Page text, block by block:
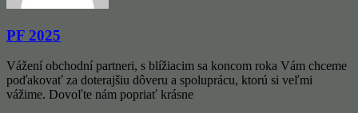
PF 2025
Vážení obchodní partneri, s blížiacim sa koncom roka Vám chceme
poďakovať za doterajšiu dôveru a spoluprácu, ktorú si veľmi
vážime. Dovoľte nám popriať krásne